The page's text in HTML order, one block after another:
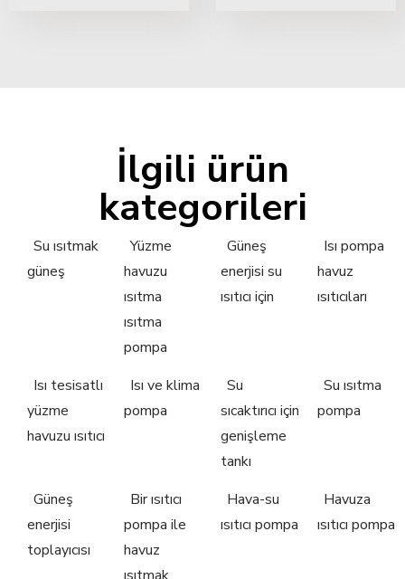
İlgili ürün
kategorileri
Su ısıtmak
güneş
Yüzme
havuzu
ısıtma
ısıtma
pompa
Güneş
enerjisi su
ısıtıcı için
Isı pompa
havuz
ısıtıcıları
Isı tesisatlı
yüzme
havuzu ısıtıcı
Isı ve klima
pompa
Su
sıcaktırıcı için
genişleme
tankı
Su ısıtma
pompa
Güneş
enerjisi
toplayıcısı
Bir ısıtıcı
pompa ile
havuz
Hava-su
ısıtıcı pompa
Havuza
ısıtıcı pompa